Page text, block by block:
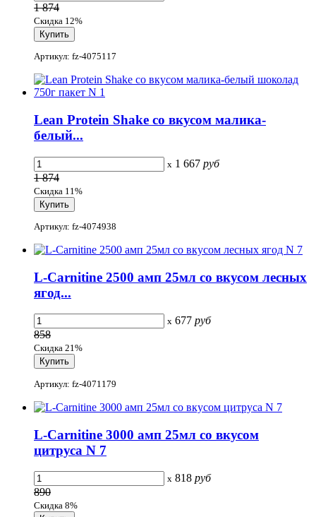
1 874
Скидка 12%
Артикул: fz-4075117
Lean Protein Shake со вкусом малика-
белый...
x 1 667 руб
1 874
Скидка 11%
Артикул: fz-4074938
L-Carnitine 2500 амп 25мл со вкусом лесных
ягод...
x 677 руб
858
Скидка 21%
Артикул: fz-4071179
L-Carnitine 3000 амп 25мл со вкусом
цитруса N 7
x 818 руб
890
Скидка 8%